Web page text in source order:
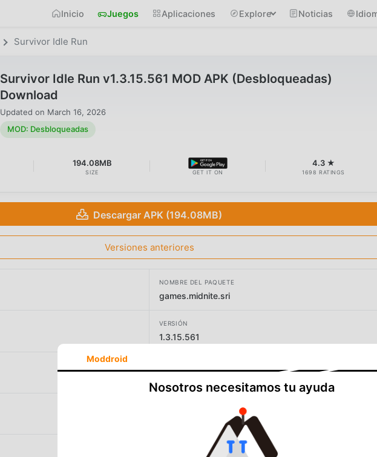
Inicio Juegos Aplicaciones Explore Noticias
Survivor Idle Run
Survivor Idle Run v1.3.15.561 MOD APK (Desbloqueadas)
Download
Updated on March 16, 2026
MOD: Desbloqueadas
194.08MB
SIZE GET IT ON
4.3 ★
1698 RATINGS
Descargar APK (194.08MB)
Versiones anteriores
NOMBRE DEL PAQUETE
games.midnite.sri
VERSIÓN
1.3.15.561
Moddroid
Nosotros necesitamos tu ayuda